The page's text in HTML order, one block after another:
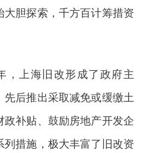
大胆探索，千方百计筹措资
上海旧改形成了政府主
后推出采取减免或缓缴土
补贴、鼓励房地产开发企
措施，极大丰富了旧改资